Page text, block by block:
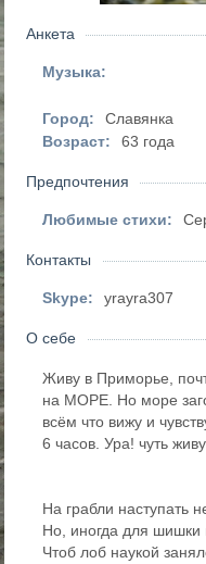
Анкета
Музыка:
Город:
Славянка
Возраст:
63 года
Предпочтения
Любимые стихи:
Контакты
Skype: yrayra307
О себе
Живу в Приморье,
на МОРЕ. Но море
всём что вижу и
6 часов. Ура! чуть
На грабли наступать
Но, иногда для шишки
Чтоб лоб наукой